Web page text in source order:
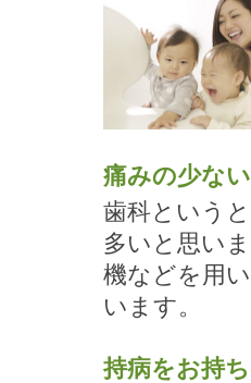
痛みの少な
歯科という
多いと思い
機などを用
います。
持病をお持